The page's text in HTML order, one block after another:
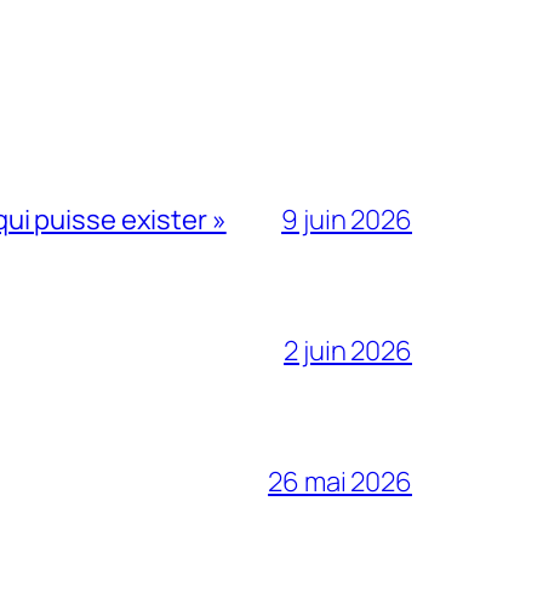
puisse exister » 9 juin 2026
2 juin 2026
26 mai 2026